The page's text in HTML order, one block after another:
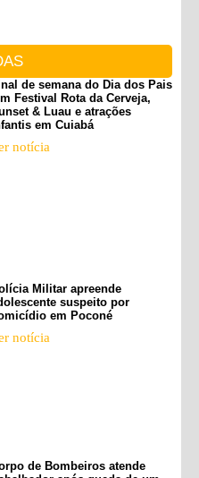
de semana do Dia dos Pais
Festival Rota da Cerveja,
& Luau e atrações
em Cuiabá
notícia
Militar apreende
suspeito por
em Poconé
notícia
de Bombeiros atende